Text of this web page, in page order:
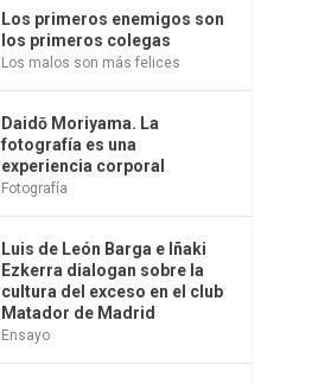
Los primeros enemigos son
los primeros colegas
Los malos son más felices
Daidō Moriyama. La
fotografía es una
experiencia corporal
Fotografía
Luis de León Barga e Iñaki
Ezkerra dialogan sobre la
cultura del exceso en el club
Matador de Madrid
Ensayo